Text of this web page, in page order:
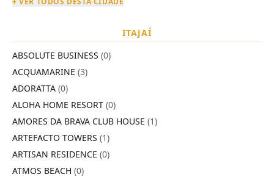
ITAJAÍ
ABSOLUTE BUSINESS (0)
ACQUAMARINE (3)
ADORATTA (0)
ALOHA HOME RESORT (0)
AMORES DA BRAVA CLUB HOUSE (1)
ARTEFACTO TOWERS (1)
ARTISAN RESIDENCE (0)
ATMOS BEACH (0)